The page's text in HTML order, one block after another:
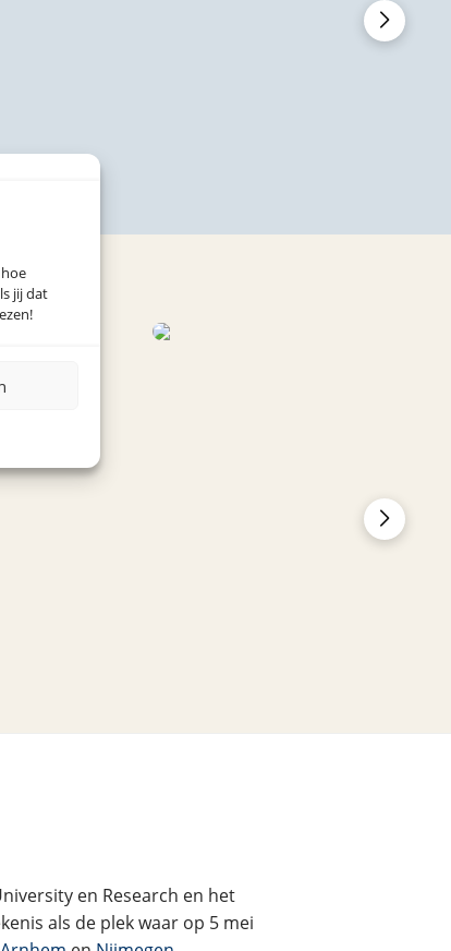
jij dat
en Research en het
als de plek waar op 5 mei